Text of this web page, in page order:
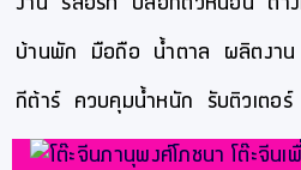
บ้านพัก มือถือ น้ำตาล ผลิตงาน
กีต้าร์ ควบคุมน้ำหนัก รับติวเตอร์